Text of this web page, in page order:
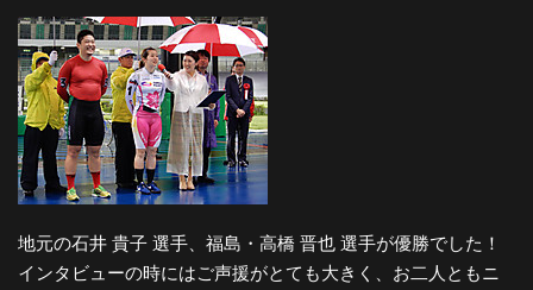
地元の石井 貴子 選手、福島・高橋 晋也 選手が優勝でした！
インタビューの時にはご声援がとても大きく、お二人ともニ